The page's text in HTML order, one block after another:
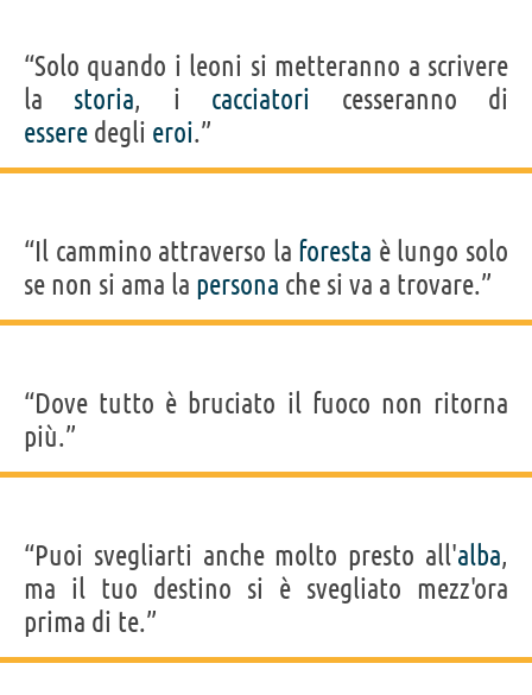
“Solo quando i leoni si metteranno a scrivere
la storia, i cacciatori cesseranno di
essere degli eroi.”
“Il cammino attraverso la foresta è lungo solo
se non si ama la persona che si va a trovare.”
“Dove tutto è bruciato il fuoco non ritorna
più.”
“Puoi svegliarti anche molto presto all'alba,
ma il tuo destino si è svegliato mezz'ora
prima di te.”